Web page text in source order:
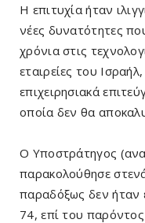
Η επιτυχία ήταν
νέες δυνατότητες
χρόνια στις
εταιρείες του
επιχειρησιακά
οποία δεν θα
Ο Υποστράτηγος
παρακολούθησε στενά
παραδόξως δεν ήταν
74, επί του